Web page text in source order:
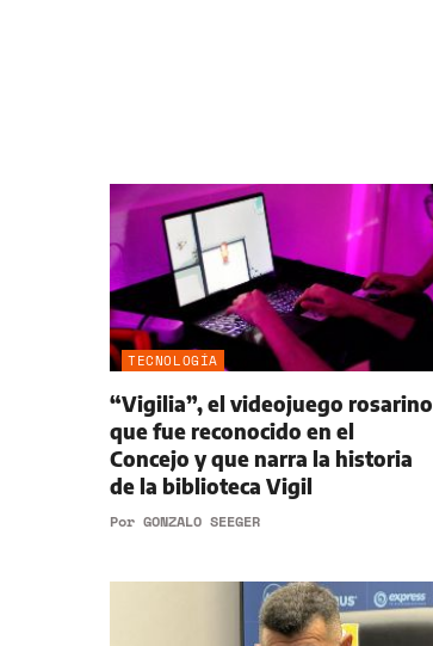
TECNOLOGÍA
“Vigilia”, el videojuego rosarino
que fue reconocido en el
Concejo y que narra la historia
de la biblioteca Vigil
Por GONZALO SEEGER